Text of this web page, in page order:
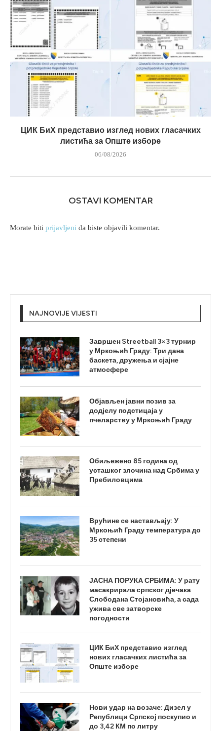
ЦИК БиХ представио изглед нових гласачких
листића за Опште изборе
06/08/2026
OSTAVI KOMENTAR
Morate biti prijavljeni da biste objavili komentar.
NAJNOVIJE VIJESTI
Завршен Streetball 3×3 турнир
у Мркоњић Граду: Три дана
баскета, дружења и сјајне
атмосфере
Објављен јавни позив за
додјелу подстицаја у
пчеларству у Мркоњић Граду
Обиљежено 85 година од
усташког злочина над Србима у
Пребиловцима
Врућине се настављају: У
Мркоњић Граду температура до
35 степени
ЈАСНА ПОРУКА СРБИМА: У рату
масакрирала српског дјечака
Слободана Стојановића, а сада
ужива све затворске
погодности
ЦИК БиХ представио изглед
нових гласачких листића за
Опште изборе
Нови удар на возаче: Дизел у
Републици Српској поскупио и
до 3,42 КМ по литру